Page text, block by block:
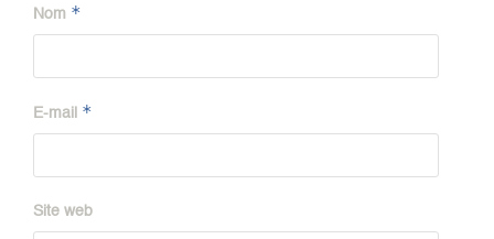
Nom *
E-mail *
Site web